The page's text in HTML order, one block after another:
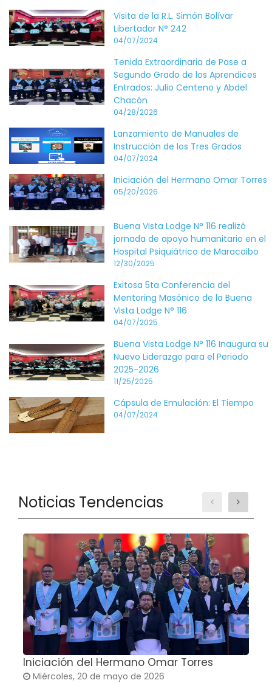
Visita de la R.L. Simón Bolívar
Libertador N° 242
04/07/2024
Tenida Extraordinaria de Pase a
Segundo Grado de los Aprendices
Entrados: Julio Centeno y Abdel
Chacón
04/28/2026
Lanzamiento de Manuales de
Instrucción de los Tres Grados
04/07/2024
Iniciación del Hermano Omar Torres
05/20/2026
Buena Vista Lodge N° 116 realizó
jornada de apoyo humanitario en el
Hospital Psiquiátrico de Maracaibo
12/30/2025
Exitosa 5ta Conferencia del
Mentoring Masónico de la Buena
Vista Lodge N° 116
04/07/2025
Buena Vista Lodge N° 116 Inaugura su
Nuevo Liderazgo para el Periodo
2025-2026
11/25/2025
Cápsula de Emulación: El Tiempo
04/07/2024
Noticias Tendencias
Iniciación del Hermano Omar Torres
Miércoles, 20 de mayo de 2026